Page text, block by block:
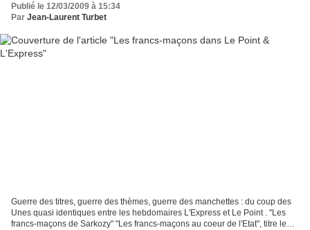
Publié le 12/03/2009 à 15:34
Par Jean-Laurent Turbet
Guerre des titres, guerre des thèmes, guerre des manchettes : du coup des
Unes quasi identiques entre les hebdomaires L'Express et Le Point . "Les
francs-maçons de Sarkozy" "Les francs-maçons au coeur de l'Etat", titre le